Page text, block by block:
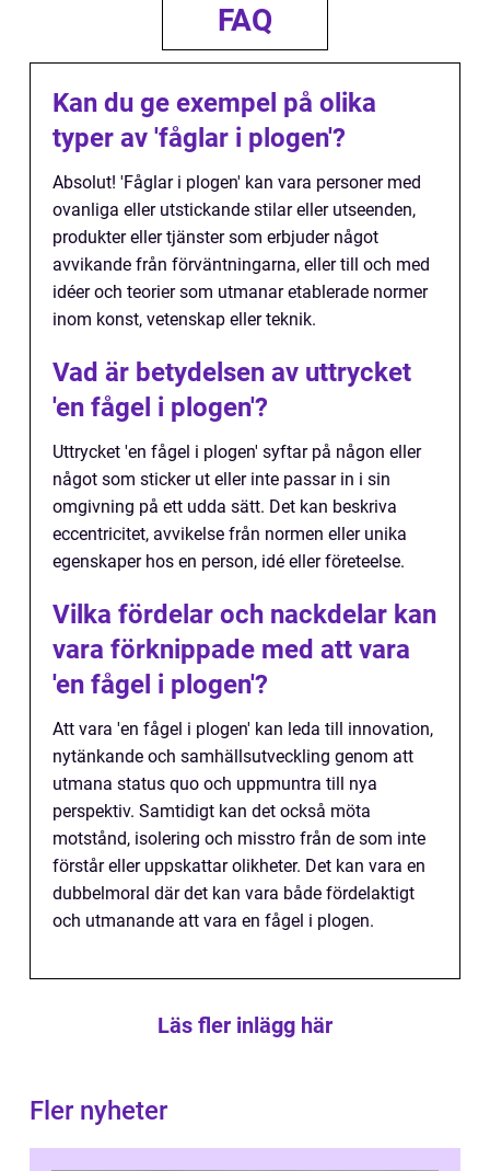
FAQ
Kan du ge exempel på olika
typer av 'fåglar i plogen'?
Absolut! 'Fåglar i plogen' kan vara personer med
ovanliga eller utstickande stilar eller utseenden,
produkter eller tjänster som erbjuder något
avvikande från förväntningarna, eller till och med
idéer och teorier som utmanar etablerade normer
inom konst, vetenskap eller teknik.
Vad är betydelsen av uttrycket
'en fågel i plogen'?
Uttrycket 'en fågel i plogen' syftar på någon eller
något som sticker ut eller inte passar in i sin
omgivning på ett udda sätt. Det kan beskriva
eccentricitet, avvikelse från normen eller unika
egenskaper hos en person, idé eller företeelse.
Vilka fördelar och nackdelar kan
vara förknippade med att vara
'en fågel i plogen'?
Att vara 'en fågel i plogen' kan leda till innovation,
nytänkande och samhällsutveckling genom att
utmana status quo och uppmuntra till nya
perspektiv. Samtidigt kan det också möta
motstånd, isolering och misstro från de som inte
förstår eller uppskattar olikheter. Det kan vara en
dubbelmoral där det kan vara både fördelaktigt
och utmanande att vara en fågel i plogen.
Läs fler inlägg här
Fler nyheter